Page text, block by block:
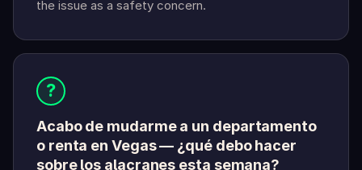
the issue as a safety concern.
?
Acabo de mudarme a un departamento
o renta en Vegas — ¿qué debo hacer
sobre los alacranes esta semana?